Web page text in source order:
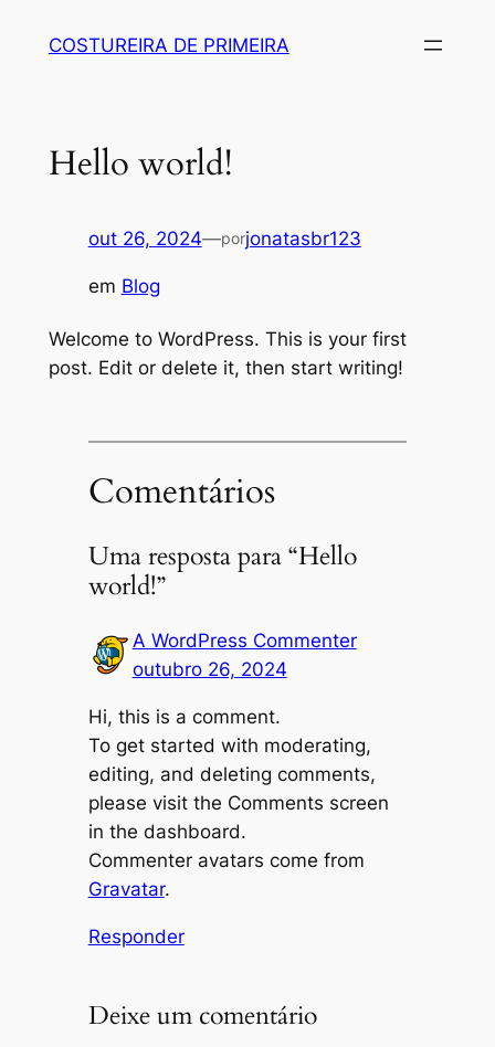
COSTUREIRA DE PRIMEIRA
Hello world!
out 26, 2024—porjonatasbr123
em Blog
Welcome to WordPress. This is your first
post. Edit or delete it, then start writing!
Comentários
Uma resposta para “Hello
world!”
A WordPress Commenter
outubro 26, 2024
Hi, this is a comment.
To get started with moderating,
editing, and deleting comments,
please visit the Comments screen
in the dashboard.
Commenter avatars come from
Gravatar.
Responder
Deixe um comentário